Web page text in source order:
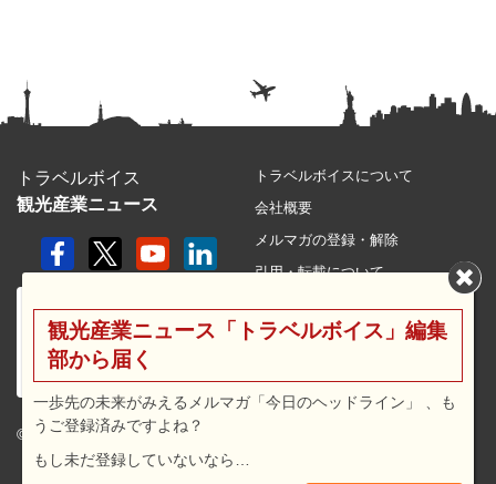
トラベルボイス
観光産業ニュース
© 2026 travel voice.
トラベルボイスについて
会社概要
メルマガの登録・解除
引用・転載について
利用規約
広告メニュー・料金
観光産業ニュース「トラベルボイス」編集
部から届く
一歩先の未来がみえるメルマガ「今日のヘッドライン」 、も
うご登録済みですよね？
もし未だ登録していないなら…